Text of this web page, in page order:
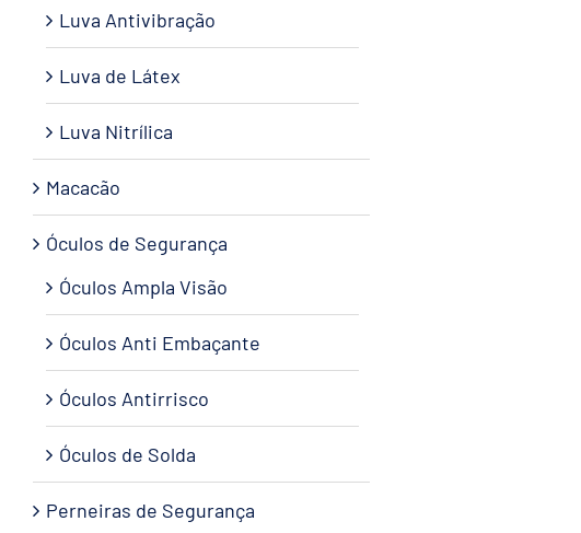
Luva Antivibração
Luva de Látex
Luva Nitrílica
Macacão
Óculos de Segurança
Óculos Ampla Visão
Óculos Anti Embaçante
Óculos Antirrisco
Óculos de Solda
Perneiras de Segurança